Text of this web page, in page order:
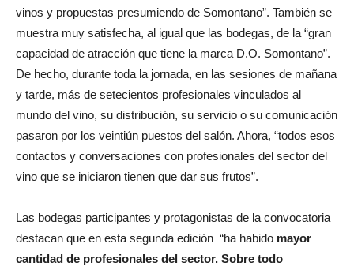
vinos y propuestas presumiendo de Somontano”. También se
muestra muy satisfecha, al igual que las bodegas, de la “gran
capacidad de atracción que tiene la marca D.O. Somontano”.
De hecho, durante toda la jornada, en las sesiones de mañana
y tarde, más de setecientos profesionales vinculados al
mundo del vino, su distribución, su servicio o su comunicación
pasaron por los veintiún puestos del salón. Ahora, “todos esos
contactos y conversaciones con profesionales del sector del
vino que se iniciaron tienen que dar sus frutos”.
Las bodegas participantes y protagonistas de la convocatoria
destacan que en esta segunda edición “ha habido mayor
cantidad de profesionales del sector. Sobre todo